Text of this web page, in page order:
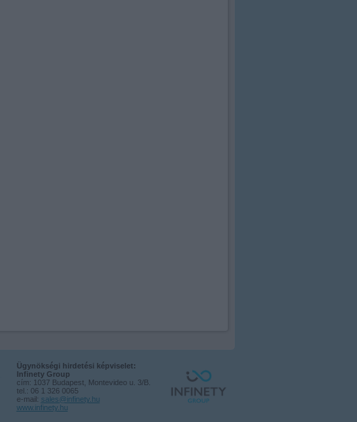
Ügynökségi hirdetési képviselet:
Infinety Group
cím: 1037 Budapest, Montevideo u. 3/B.
tel.: 06 1 326 0065
e-mail: sales@infinety.hu
www.infinety.hu